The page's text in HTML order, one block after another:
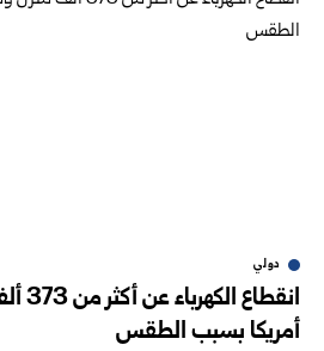
دولي
‏أمريكا ‏بسبب الطقس